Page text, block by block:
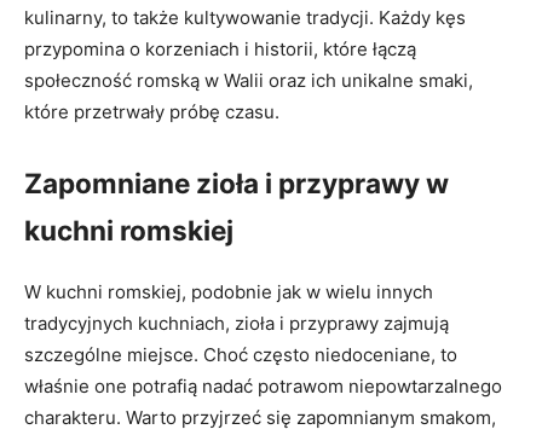
kulinarny, to także kultywowanie tradycji. Każdy kęs
przypomina o korzeniach i historii, które łączą
społeczność romską w Walii oraz ich unikalne smaki,
które przetrwały próbę czasu.
Zapomniane zioła i przyprawy w
kuchni romskiej
W kuchni romskiej, podobnie jak w wielu innych
tradycyjnych kuchniach, zioła i przyprawy zajmują
szczególne miejsce. Choć często niedoceniane, to
właśnie one potrafią nadać potrawom niepowtarzalnego
charakteru. Warto przyjrzeć się zapomnianym smakom,